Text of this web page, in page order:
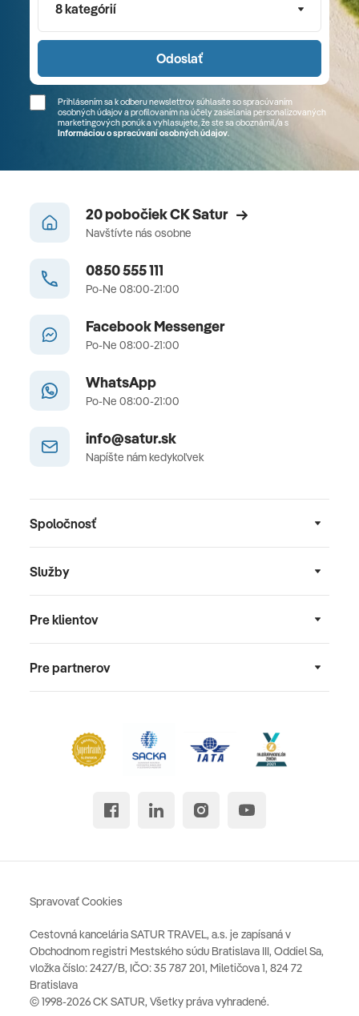
8 kategórií
Odoslať
Prihlásením sa k odberu newslettrov súhlasíte so spracúvaním
osobných údajov a profilovaním na účely zasielania personalizovaných
marketingových ponúk a vyhlasujete, že ste sa oboznámil/a s
Informáciou o spracúvaní osobných údajov.
20 pobočiek CK Satur
Navštívte nás osobne
0850 555 111
Po-Ne 08:00-21:00
Facebook Messenger
Po-Ne 08:00-21:00
WhatsApp
Po-Ne 08:00-21:00
info@satur.sk
Napíšte nám kedykoľvek
Spoločnosť
Služby
Pre klientov
Pre partnerov
Cestovná kancelária SATUR TRAVEL, a.s. je zapísaná v
Obchodnom registri Mestského súdu Bratislava III, Oddiel Sa,
vložka číslo: 2427/B, IČO: 35 787 201, Miletičova 1, 824 72
Bratislava
© 1998-2026 CK SATUR, Všetky práva vyhradené.
Spravovať Cookies